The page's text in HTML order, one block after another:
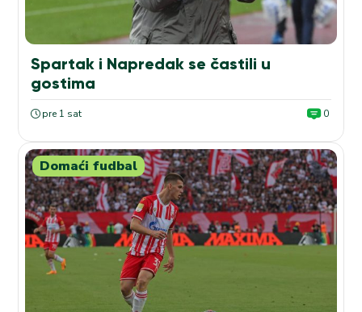
Spartak i Napredak se častili u
gostima
pre 1 sat 0
Domaći fudbal